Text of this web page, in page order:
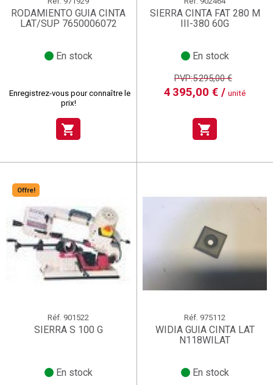
RODAMIENTO GUIA CINTA
LAT/SUP 7650006072
En stock
Enregistrez-vous pour connaître le
prix!
shopping_cart
SIERRA CINTA FAT 280 M
III-380 60G
En stock
PVP:5 295,00 €
4 395,00 € / unité
shopping_cart
Offre!
Réf. 901522
SIERRA S 100 G
En stock
Réf. 975112
WIDIA GUIA CINTA LAT
N118WILAT
En stock